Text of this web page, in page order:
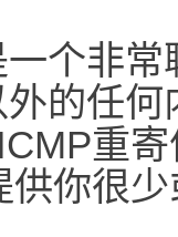
个非
的任
重
供你很